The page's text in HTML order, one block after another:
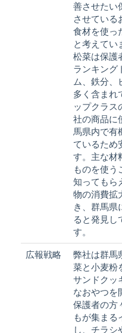
善させたい
させている
食材を使っ
と考えてい
松菜は保護
ランキング
ム、鉄分、
多く含まれ
ップクラス
社の商品に
馬県内で有
ているため
す。主な材
ものを使う
知ってもら
物の消費拡
き、群馬県
ると発見し
す。
広報戦略
弊社は群馬
菜と小麦粉
サンドクッ
なおやつを
保護者の方
もが集まる
し、チラシ